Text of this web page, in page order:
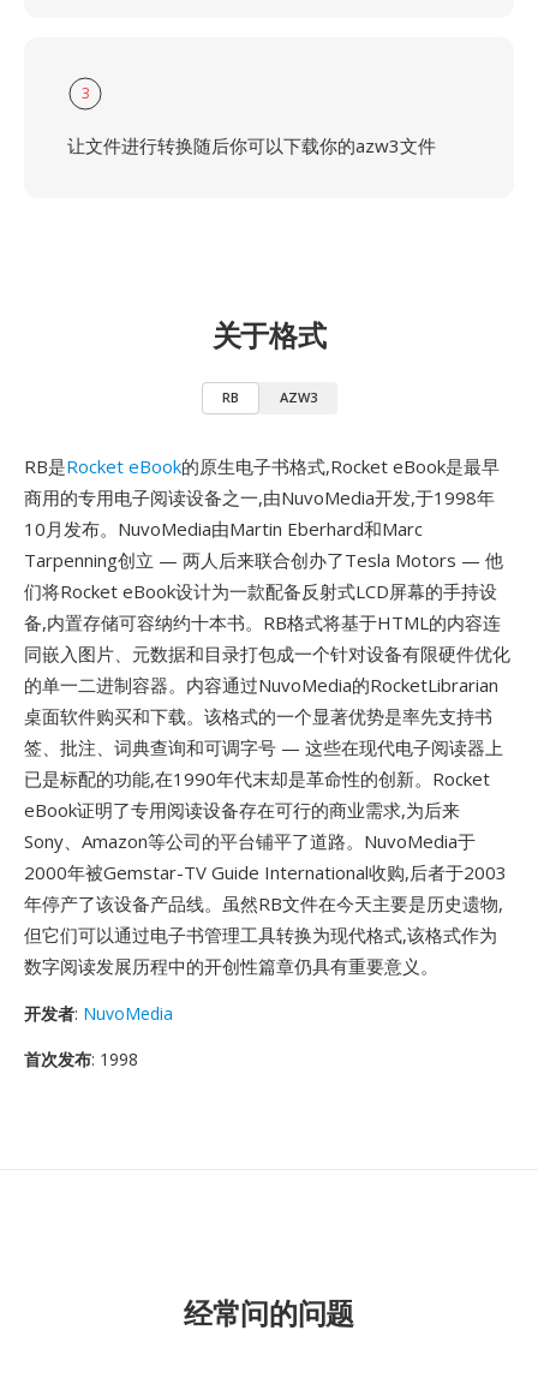
3
让文件进行转换随后你可以下载你的azw3文件
关于格式
RB AZW3
RB是Rocket eBook的原生电子书格式,Rocket eBook是最早
商用的专用电子阅读设备之一,由NuvoMedia开发,于1998年
10月发布。NuvoMedia由Martin Eberhard和Marc
Tarpenning创立 — 两人后来联合创办了Tesla Motors — 他
们将Rocket eBook设计为一款配备反射式LCD屏幕的手持设
备,内置存储可容纳约十本书。RB格式将基于HTML的内容连
同嵌入图片、元数据和目录打包成一个针对设备有限硬件优化
的单一二进制容器。内容通过NuvoMedia的RocketLibrarian
桌面软件购买和下载。该格式的一个显著优势是率先支持书
签、批注、词典查询和可调字号 — 这些在现代电子阅读器上
已是标配的功能,在1990年代末却是革命性的创新。Rocket
eBook证明了专用阅读设备存在可行的商业需求,为后来
Sony、Amazon等公司的平台铺平了道路。NuvoMedia于
2000年被Gemstar-TV Guide International收购,后者于2003
年停产了该设备产品线。虽然RB文件在今天主要是历史遗物,
但它们可以通过电子书管理工具转换为现代格式,该格式作为
数字阅读发展历程中的开创性篇章仍具有重要意义。
开发者: NuvoMedia
首次发布: 1998
经常问的问题